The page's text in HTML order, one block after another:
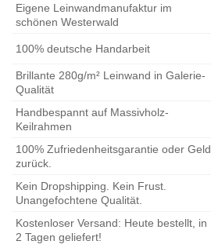
Eigene Leinwandmanufaktur im
schönen Westerwald
100% deutsche Handarbeit
Brillante 280g/m² Leinwand in Galerie-
Qualität
Handbespannt auf Massivholz-
Keilrahmen
100% Zufriedenheitsgarantie oder Geld
zurück.
Kein Dropshipping. Kein Frust.
Unangefochtene Qualität.
Kostenloser Versand: Heute bestellt, in
2 Tagen geliefert!